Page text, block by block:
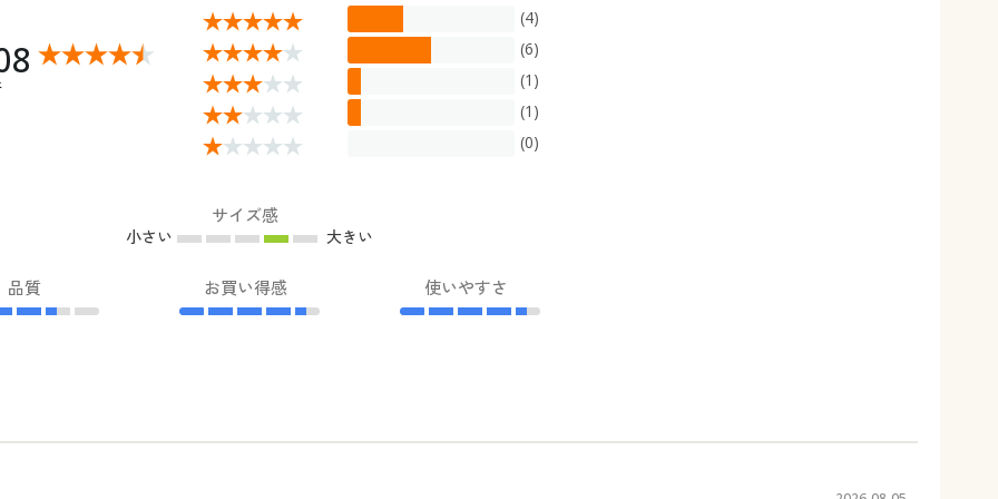
(4)
(6)
(1)
(1)
(0)
サイズ感
小さい 大きい
品質 お買い得感 使いやすさ